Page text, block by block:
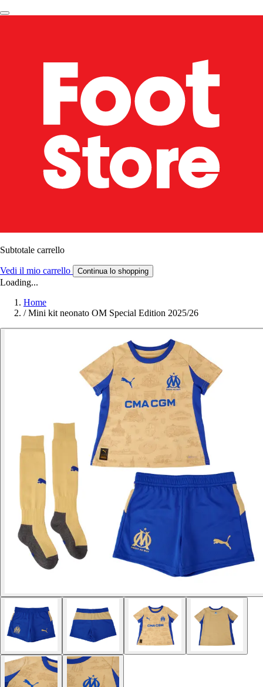
Subtotale carrello
Vedi il mio carrello Continua lo shopping
Loading...
Home
/ Mini kit neonato OM Special Edition 2025/26